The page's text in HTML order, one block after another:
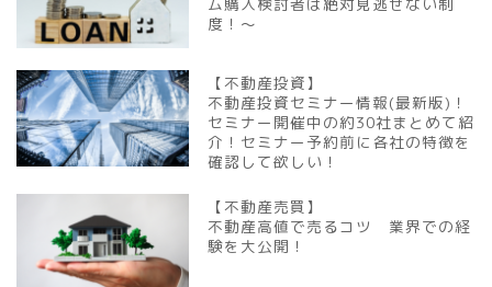
度！～
【不動産投資】
不動産投資セミナー情報(最新版)！
セミナー開催中の約30社まとめて紹
介！セミナー予約前に各社の特徴を
確認して欲しい！
【不動産売買】
不動産高値で売るコツ 業界での経
験を大公開！